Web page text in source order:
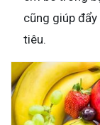
cũng giúp
tiêu.